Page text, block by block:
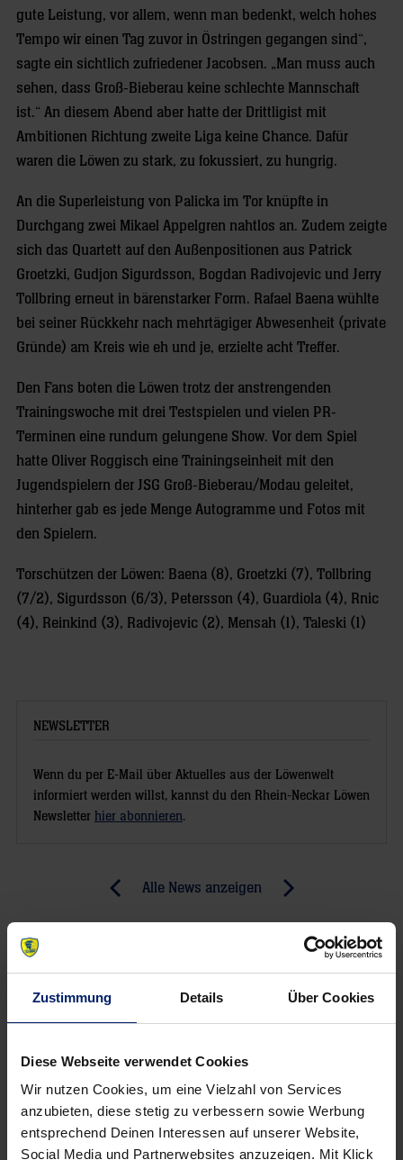
Zustimmung Details Über Cookies
Diese Webseite verwendet Cookies
Wir nutzen Cookies, um eine Vielzahl von Services
anzubieten, diese stetig zu verbessern sowie Werbung
entsprechend Deinen Interessen auf unserer Website,
Social Media und Partnerwebsites anzuzeigen. Mit Klick
gute Leistung, vor allem, wenn man bedenkt, welch hohes
Tempo wir einen Tag zuvor in Östringen gegangen sind“,
sagte ein sichtlich zufriedener Jacobsen. „Man muss auch
sehen, dass Groß-Bieberau keine schlechte Mannschaft
ist.“ An diesem Abend aber hatte der Drittligist mit
Ambitionen Richtung zweite Liga keine Chance. Dafür
waren die Löwen zu stark, zu fokussiert, zu hungrig.
An die Superleistung von Palicka im Tor knüpfte in
Durchgang zwei Mikael Appelgren nahtlos an. Zudem zeigte
sich das Quartett auf den Außenpositionen aus Patrick
Groetzki, Gudjon Sigurdsson, Bogdan Radivojevic und Jerry
Tollbring erneut in bärenstarker Form. Rafael Baena wühlte
bei seiner Rückkehr nach mehrtägiger Abwesenheit (private
Gründe) am Kreis wie eh und je, erzielte acht Treffer.
Den Fans boten die Löwen trotz der anstrengenden
Trainingswoche mit drei Testspielen und vielen PR-
Terminen eine rundum gelungene Show. Vor dem Spiel
hatte Oliver Roggisch eine Trainingseinheit mit den
Jugendspielern der JSG Groß-Bieberau/Modau geleitet,
hinterher gab es jede Menge Autogramme und Fotos mit
den Spielern.
Torschützen der Löwen: Baena (8), Groetzki (7), Tollbring
(7/2), Sigurdsson (6/3), Petersson (4), Guardiola (4), Rnic
(4), Reinkind (3), Radivojevic (2), Mensah (1), Taleski (1)
NEWSLETTER
Wenn du per E-Mail über Aktuelles aus der Löwenwelt
informiert werden willst, kannst du den Rhein-Neckar Löwen
Newsletter hier abonnieren.
Bild
mit
den
Stars
Alle News anzeigen
News:
Tickets
für
die
der
SAP